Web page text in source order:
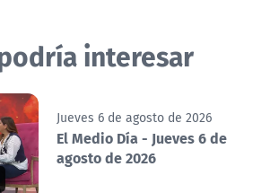
interesar
Jueves 6 de agosto de 2026
El Medio Día - Jueves 6 de
agosto de 2026